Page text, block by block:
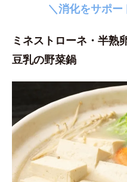
＼消化をサポ
ミネストローネ・半熟
豆乳の野菜鍋